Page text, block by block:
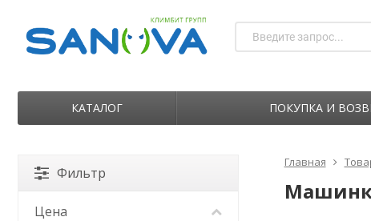
КАТАЛОГ ПОКУПКА И
Главная
Фильтр
Цена